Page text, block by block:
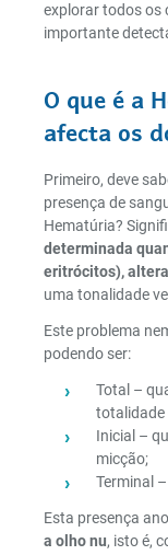
explorar todos os
importante
O que é a
afecta os
Primeiro, deve
presença de
Hematúria?
determinada
eritrócitos),
uma tonalidade
Este problema
podendo ser:
Total –
totalidade
Inicial –
micção;
Terminal
Esta presença
a olho nu, isto é,